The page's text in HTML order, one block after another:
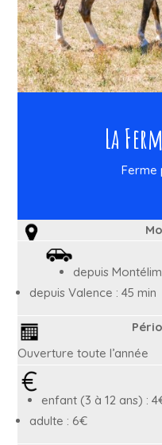
La
Ferme
depuis
depuis Valence : 45 min
Ouverture toute l’année
enfant (3 à 12 ans) :
adulte : 6€